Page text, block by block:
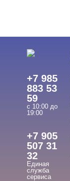
+7 985
883 53
59
с 10:00 до
19:00
+7 905
507 31
32
Единая
служба
сервиса